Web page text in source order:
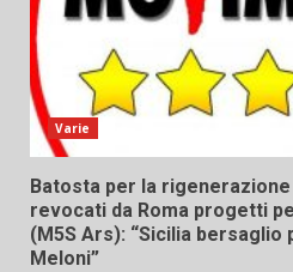
Varie
Batosta per la
revocati da Roma progetti
(M5S Ars): “Sicilia
Meloni”